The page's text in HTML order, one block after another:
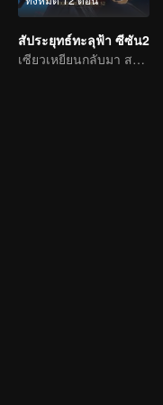
สัประยุทธ์ทะลุฟ้า ซีซัน2
เซียวเหยียนกลับมา สถานการณ์ผันแปรอย่างคาดกันไม่ถึง